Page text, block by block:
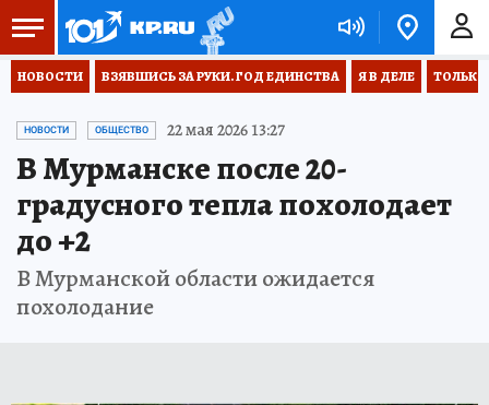
НОВОСТИ ВЗЯВШИСЬ ЗА РУКИ. ГОД ЕДИНСТВА Я В ДЕЛЕ ТОЛЬКО
НОВОСТИ ОБЩЕСТВО 22 мая 2026 13:27
В Мурманске после 20-
градусного тепла похолодает
до +2
В Мурманской области ожидается
похолодание